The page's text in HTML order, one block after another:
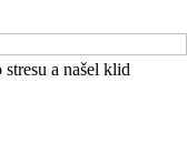
a našel klid